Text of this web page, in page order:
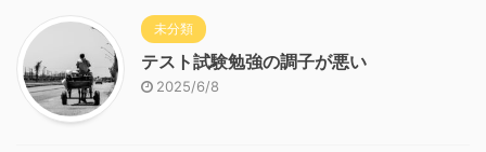
未分類
テスト試験勉強の調子が悪い
2025/6/8